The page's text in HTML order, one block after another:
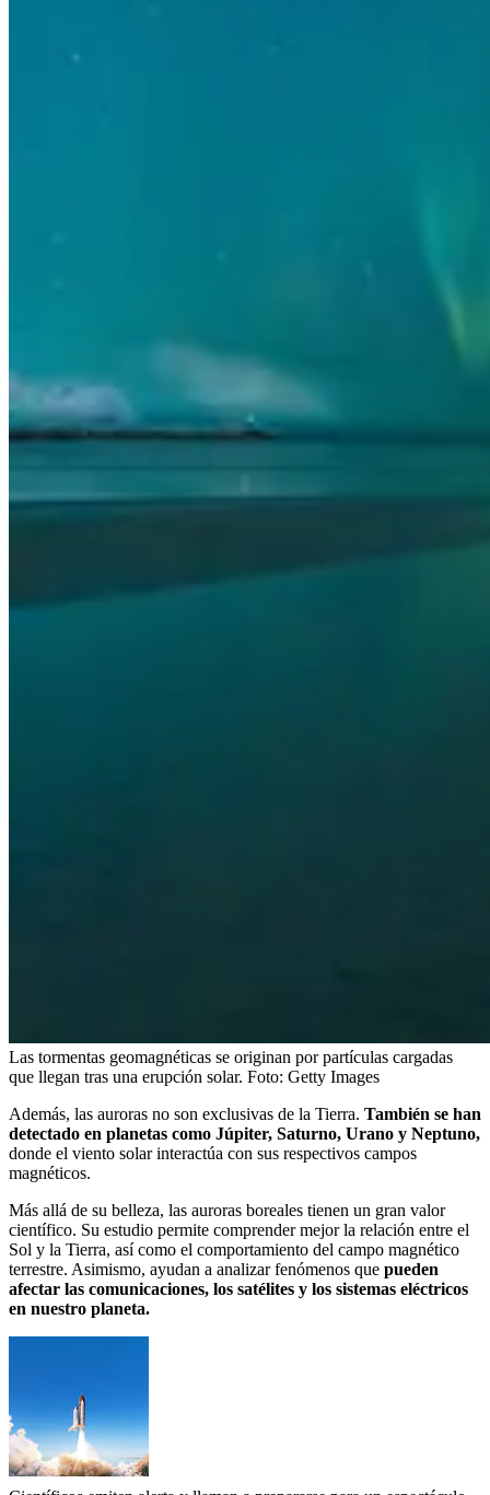
Las tormentas geomagnéticas se originan por partículas cargadas
que llegan tras una erupción solar. Foto: Getty Images
Además, las auroras no son exclusivas de la Tierra. También se han
detectado en planetas como Júpiter, Saturno, Urano y Neptuno,
donde el viento solar interactúa con sus respectivos campos
magnéticos.
Más allá de su belleza, las auroras boreales tienen un gran valor
científico. Su estudio permite comprender mejor la relación entre el
Sol y la Tierra, así como el comportamiento del campo magnético
terrestre. Asimismo, ayudan a analizar fenómenos que pueden
afectar las comunicaciones, los satélites y los sistemas eléctricos
en nuestro planeta.